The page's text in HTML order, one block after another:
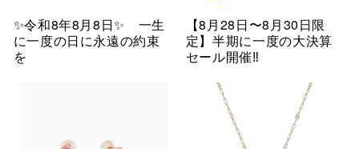
✨令和8年8月8日✨ 一生
に一度の日に永遠の約束
を
【8月28日〜8月30日限
定】半期に一度の大決算
セール開催‼︎